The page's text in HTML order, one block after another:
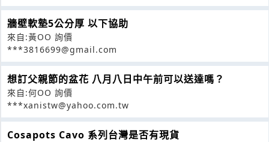
牆壁軟墊5公分厚 以下協助
來自:黃OO 詢價
***3816699@gmail.com
想訂父親節的盆花 八月八日中午前可以送達嗎？
來自:何OO 詢價
***xanistw@yahoo.com.tw
Cosapots Cavo 系列台灣是否有現貨